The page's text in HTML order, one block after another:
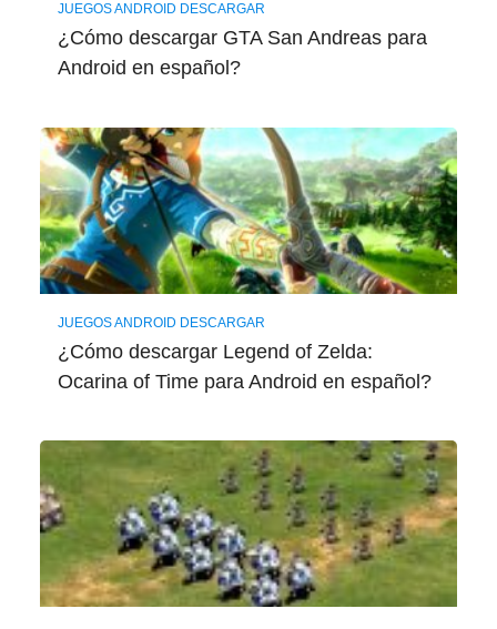
JUEGOS ANDROID DESCARGAR
¿Cómo descargar GTA San Andreas para
Android en español?
JUEGOS ANDROID DESCARGAR
¿Cómo descargar Legend of Zelda:
Ocarina of Time para Android en español?